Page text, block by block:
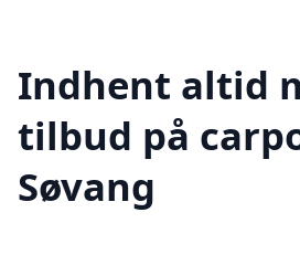
Indhent altid
tilbud på
Søvang